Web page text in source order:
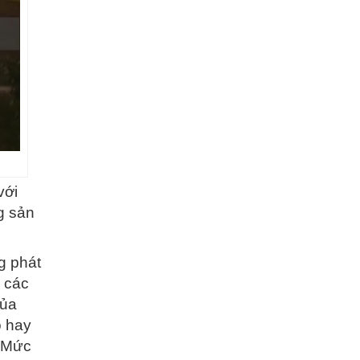
sản
phát
các
hay